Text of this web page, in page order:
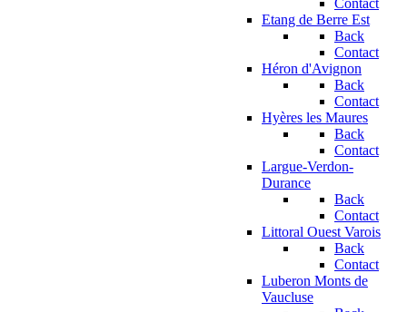
Contact
Etang de Berre Est
Back
Contact
Héron d'Avignon
Back
Contact
Hyères les Maures
Back
Contact
Largue-Verdon-
Durance
Back
Contact
Littoral Ouest Varois
Back
Contact
Luberon Monts de
Vaucluse